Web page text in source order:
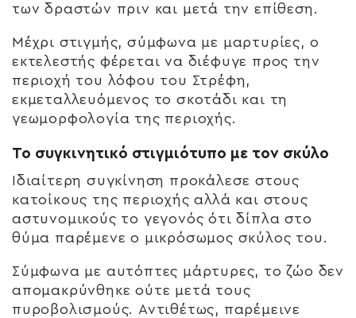
των δραστών πριν και μετά την επίθεση.
Μέχρι στιγμής, σύμφωνα με μαρτυρίες, ο
εκτελεστής φέρεται να διέφυγε προς την
περιοχή του λόφου του Στρέφη,
εκμεταλλευόμενος το σκοτάδι και τη
γεωμορφολογία της περιοχής.
Το συγκινητικό στιγμιότυπο με τον σκύλο
Ιδιαίτερη συγκίνηση προκάλεσε στους
κατοίκους της περιοχής αλλά και στους
αστυνομικούς το γεγονός ότι δίπλα στο
θύμα παρέμενε ο μικρόσωμος σκύλος του.
Σύμφωνα με αυτόπτες μάρτυρες, το ζώο δεν
απομακρύνθηκε ούτε μετά τους
πυροβολισμούς. Αντιθέτως, παρέμεινε